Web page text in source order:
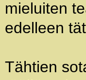
mieluiten
edelleen
Tähtien